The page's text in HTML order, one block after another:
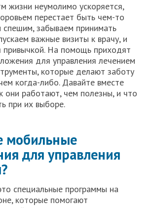
жизни неумолимо ускоряется,
перестает быть чем-то
забываем принимать
важные визиты к врачу, и
привычкой. На помощь приходят
для управления лечением
которые делают заботу
когда-либо. Давайте вместе
они работают, чем полезны, и что
при их выборе.
мобильные
для управления
специальные программы на
которые помогают